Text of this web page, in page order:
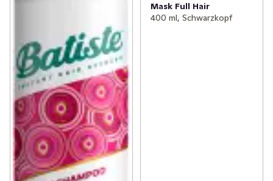
Mask Full Hair
400 ml, Schwarzkopf